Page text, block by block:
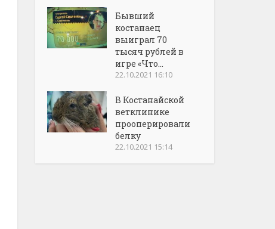
Бывший
костанаец
выиграл 70
тысяч рублей в
игре «Что...
22.10.2021 16:10
В Костанайской
ветклинике
прооперировали
белку
22.10.2021 15:14